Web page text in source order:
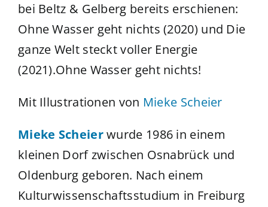
bei Beltz & Gelberg bereits erschienen:
Ohne Wasser geht nichts (2020) und Die
ganze Welt steckt voller Energie
(2021).Ohne Wasser geht nichts!
Mit Illustrationen von Mieke Scheier
Mieke Scheierwurde 1986 in einem
kleinen Dorf zwischen Osnabrück und
Oldenburg geboren. Nach einem
Kulturwissenschaftsstudium in Freiburg